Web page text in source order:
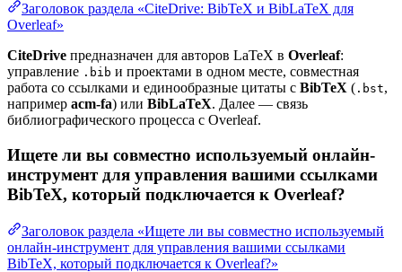
Заголовок раздела «CiteDrive: BibTeX и BibLaTeX для
Overleaf»
CiteDrive предназначен для авторов LaTeX в Overleaf:
управление .bib и проектами в одном месте, совместная
работа со ссылками и единообразные цитаты с BibTeX ( .bst,
например acm-fa) или BibLaTeX. Далее — связь
библиографического процесса с Overleaf.
Ищете ли вы совместно используемый онлайн-
инструмент для управления вашими ссылками
BibTeX, который подключается к Overleaf?
Заголовок раздела «Ищете ли вы совместно используемый
онлайн-инструмент для управления вашими ссылками
BibTeX, который подключается к Overleaf?»